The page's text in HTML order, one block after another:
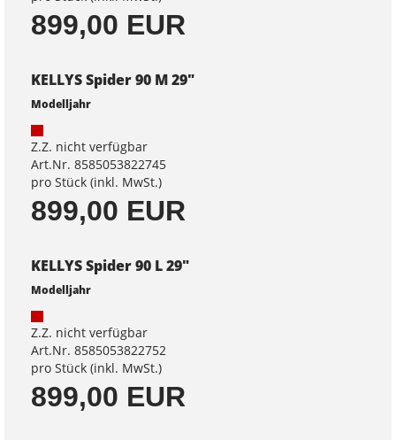
899,00 EUR
KELLYS Spider 90 M 29"
Modelljahr
Z.Z. nicht verfügbar
Art.Nr. 8585053822745
pro Stück (inkl. MwSt.)
899,00 EUR
KELLYS Spider 90 L 29"
Modelljahr
Z.Z. nicht verfügbar
Art.Nr. 8585053822752
pro Stück (inkl. MwSt.)
899,00 EUR